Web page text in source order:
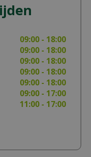
09:00 - 18:00
09:00 - 18:00
09:00 - 18:00
09:00 - 18:00
09:00 - 18:00
09:00 - 17:00
11:00 - 17:00